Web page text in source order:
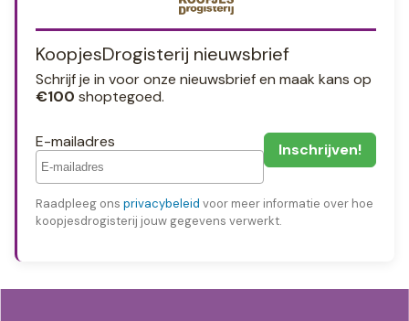
KoopjesDrogisterij nieuwsbrief
Schrijf je in voor onze nieuwsbrief en maak kans op
€100 shoptegoed.
E-mailadres
Raadpleeg ons privacybeleid voor meer informatie over hoe
koopjesdrogisterij jouw gegevens verwerkt.